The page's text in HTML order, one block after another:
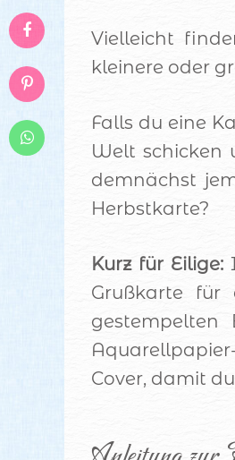
Vielleicht
kleinere oder
Falls du eine
Welt schicken
demnächst
Herbstkarte?
Kurz für Eilige:
Grußkarte
gestempelten
Cover, damit